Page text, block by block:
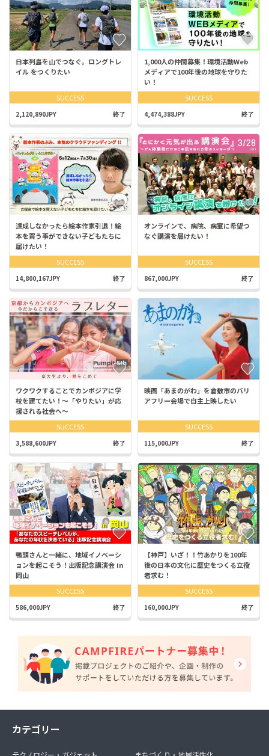
日本列島を山でつなぐ。ロングトレ
イル をつくりたい
SUCCESS
2,120,890JPY 終了
1,000人の仲間募集！環境活動Web
メディアで100年後の地球を守りた
い！
SUCCESS
4,474,388JPY 終了
達成しなかったら絵本作家引退！絵
本を買う事ができない子どもたちに
届けたい！
SUCCESS
14,800,167JPY 終了
オンラインで、病院、病室に希望つ
なぐ講演を届けたい！
SUCCESS
867,000JPY 終了
ワクワクすることでカンボジアに学
校を建てたい！～「やりたい」が応
援される社会へ～
SUCCESS
3,588,600JPY 終了
映画「あまのがわ」を倉敷市のバリ
アフリー会場で自主上映したい
SUCCESS
115,000JPY 終了
鴨頭さんと一緒に、地域イノベーシ
ョンを起こそう！出版記念講演会 in
岡山
SUCCESS
586,000JPY 終了
【神戸】いざ！！竹あかりを100年
後の日本の文化に歴史をつくる立役
者求む！
SUCCESS
160,000JPY 終了
カテゴリー